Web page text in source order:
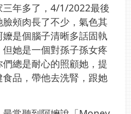
三年多了，4/1/2022最後
頰肉長了不少，氣色其
是個腦子清晰多話固執
她是一個對孫子孫女疼
總是耐心的照顧她，提
品，帶他去洗腎，跟她